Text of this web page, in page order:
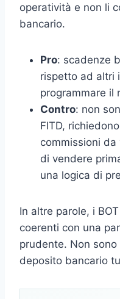
operatività e non li
bancario.
Pro: scadenze
rispetto ad altri
programmare il
Contro: non
FITD,
commissioni
di vendere
una logica di
In altre parole, i
coerenti con una
prudente. Non
deposito bancario